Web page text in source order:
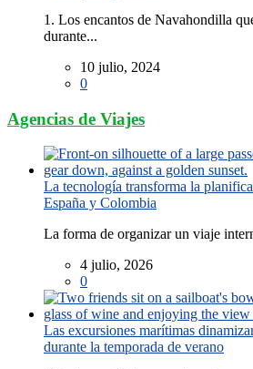
1. Los encantos de Navahondilla
durante...
10 julio, 2024
0
Agencias de Viajes
La tecnología transforma la
España y Colombia
La forma de organizar un viaje
4 julio, 2026
0
Las excursiones marítimas
durante la temporada de verano